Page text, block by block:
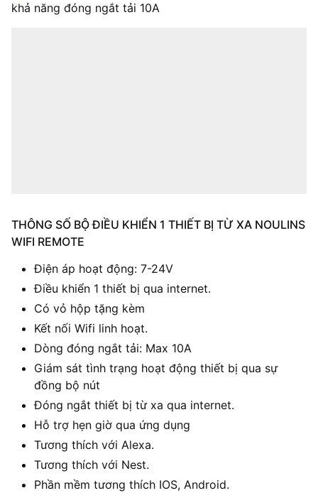
khả năng đóng ngắt tải 10A
THÔNG SỐ BỘ ĐIỀU KHIỂN 1 THIẾT BỊ TỪ XA NOULINS
WIFI REMOTE
Điện áp hoạt động: 7-24V
Điều khiển 1 thiết bị qua internet.
Có vỏ hộp tặng kèm
Kết nối Wifi linh hoạt.
Dòng đóng ngắt tải: Max 10A
Giám sát tình trạng hoạt động thiết bị qua sự
đồng bộ nút
Đóng ngắt thiết bị từ xa qua internet.
Hỗ trợ hẹn giờ qua ứng dụng
Tương thích với Alexa.
Tương thích với Nest.
Phần mềm tương thích IOS, Android.